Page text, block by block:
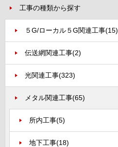
工事の種類から探す
５G/ローカル５G関連工事(15)
伝送網関連工事(2)
光関連工事(323)
メタル関連工事(65)
所内工事(5)
地下工事(18)